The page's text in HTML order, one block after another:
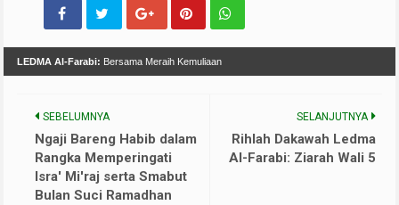
LEDMA Al-Farabi: Bersama Meraih Kemuliaan
SELANJUTNYA
Rihlah Dakawah Ledma
Al-Farabi: Ziarah Wali 5
SEBELUMNYA
Ngaji Bareng Habib dalam
Rangka Memperingati
Isra' Mi'raj serta Smabut
Bulan Suci Ramadhan